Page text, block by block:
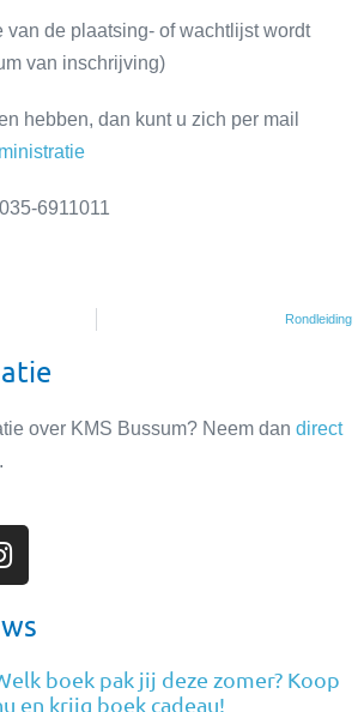
van de plaatsing- of wachtlijst wordt
van inschrijving)
hebben, dan kunt u zich per mail
6911011
Rondleiding
over KMS Bussum? Neem dan direct
boek pak jij deze zomer? Koop
en krijg boek cadeau!